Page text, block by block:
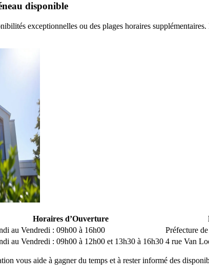
disponible
exceptionnelles ou des plages horaires
Horaires d’Ouverture
au Vendredi : 09h00 à 16h00
Préfecture
au Vendredi : 09h00 à 12h00 et 13h30 à 16h30 4 rue Van
vous aide à gagner du temps et à rester informé des